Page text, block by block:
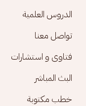
الدروس العلمية
تواصل معنا
فتاوى و استشارات
البث المباشر
خطب مكتوبة